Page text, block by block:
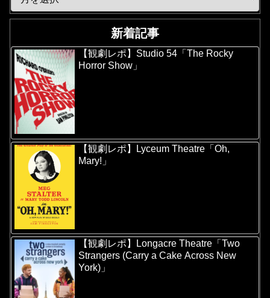
新着記事
【観劇レポ】Studio 54「The Rocky
Horror Show」
【観劇レポ】Lyceum Theatre「Oh,
Mary!」
【観劇レポ】Longacre Theatre「Two
Strangers (Carry a Cake Across New
York)」